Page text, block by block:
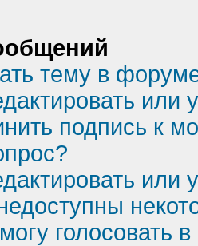
тему в
или
подпись к
или
голосовать